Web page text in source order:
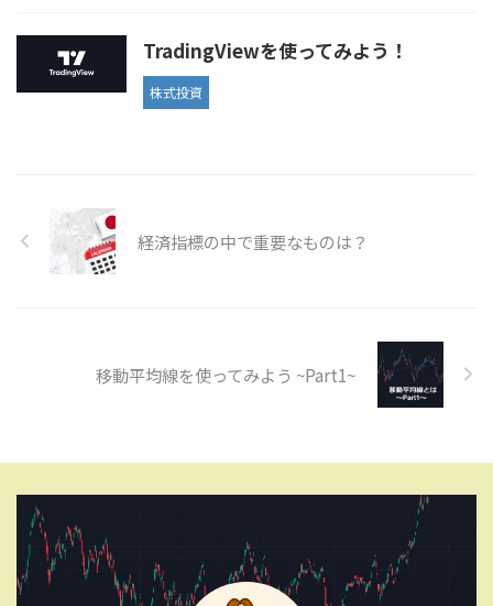
TradingViewを使ってみよう！
株式投資
経済指標の中で重要なものは？
移動平均線を使ってみよう ~Part1~